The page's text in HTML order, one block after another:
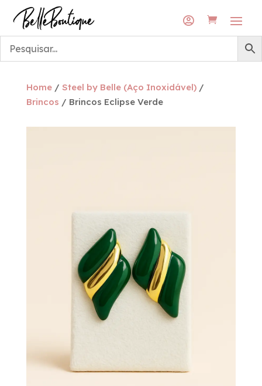

Home/ Steel by Belle (Aço Inoxidável)/
Brincos / Brincos Eclipse Verde